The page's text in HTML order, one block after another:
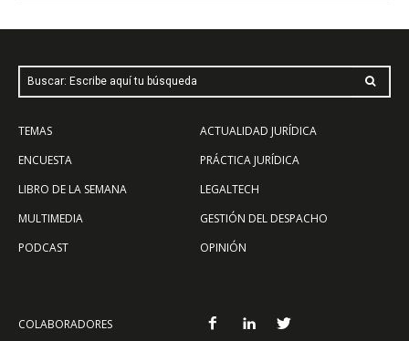
Buscar: Escribe aquí tu búsqueda
TEMAS
ENCUESTA
LIBRO DE LA SEMANA
MULTIMEDIA
PODCAST
ACTUALIDAD JURÍDICA
PRÁCTICA JURÍDICA
LEGALTECH
GESTIÓN DEL DESPACHO
OPINIÓN
COLABORADORES